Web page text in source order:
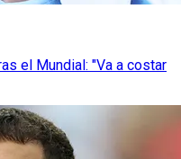
el Mundial: "Va a costar